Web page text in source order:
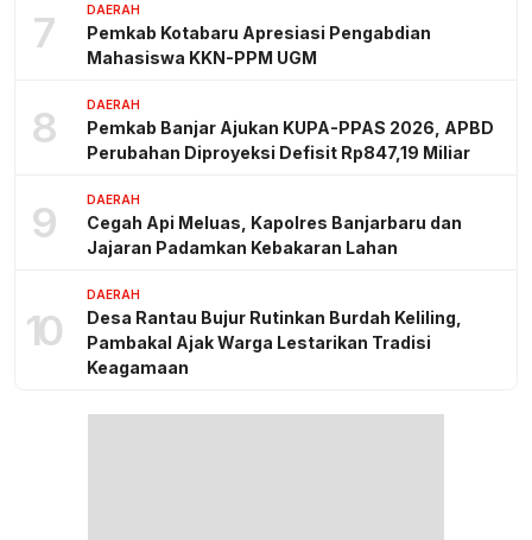
7 DAERAH
Pemkab Kotabaru Apresiasi Pengabdian
Mahasiswa KKN-PPM UGM
8 DAERAH
Pemkab Banjar Ajukan KUPA-PPAS 2026, APBD
Perubahan Diproyeksi Defisit Rp847,19 Miliar
9 DAERAH
Cegah Api Meluas, Kapolres Banjarbaru dan
Jajaran Padamkan Kebakaran Lahan
10
DAERAH
Desa Rantau Bujur Rutinkan Burdah Keliling,
Pambakal Ajak Warga Lestarikan Tradisi
Keagamaan